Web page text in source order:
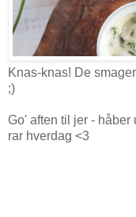
Knas-knas! De
;)
Go' aften til jer - håber
rar hverdag <3